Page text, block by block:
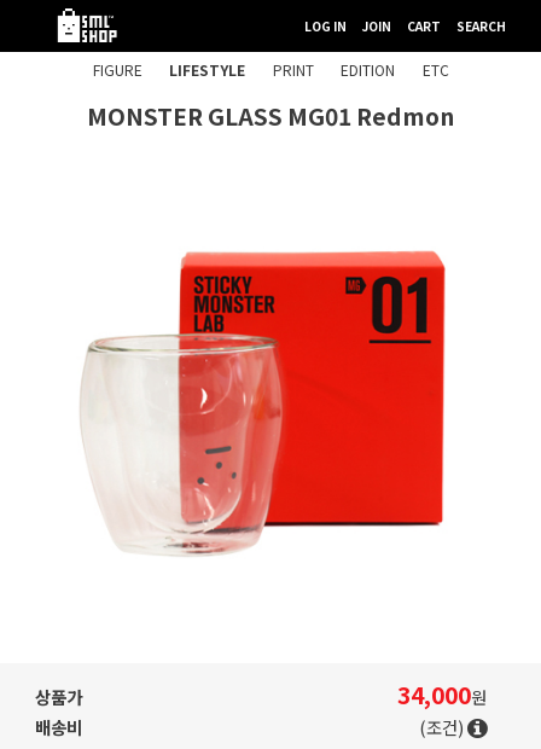
LOG IN JOIN CART SEARCH
FIGURE LIFESTYLE PRINT EDITION ETC
MONSTER GLASS MG01 Redmon
상품가 34,000원
배송비
(조건)